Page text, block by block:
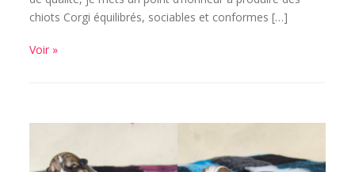
chiots Corgi équilibrés, sociables et conformes […]
Voir »